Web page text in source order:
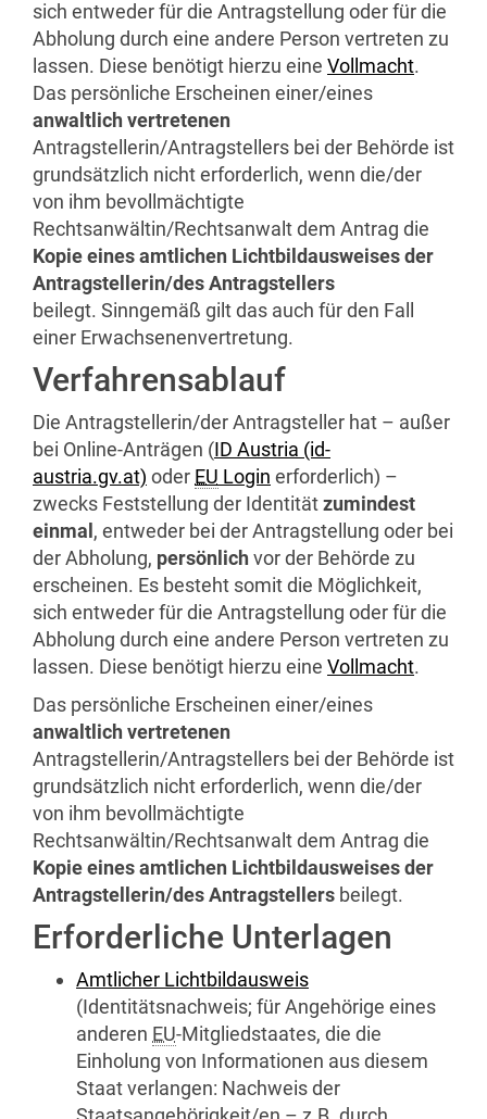
sich entweder für die Antragstellung oder für die
Abholung durch eine andere Person vertreten zu
lassen. Diese benötigt hierzu eine Vollmacht.
Das persönliche Erscheinen einer/eines
anwaltlich vertretenen
Antragstellerin/Antragstellers bei der Behörde ist
grundsätzlich nicht erforderlich, wenn die/der
von ihm bevollmächtigte
Rechtsanwältin/Rechtsanwalt dem Antrag die
Kopie eines amtlichen Lichtbildausweises der
Antragstellerin/des Antragstellers
beilegt. Sinngemäß gilt das auch für den Fall
einer Erwachsenenvertretung.
Verfahrensablauf
Die Antragstellerin/der Antragsteller hat – außer
bei Online-Anträgen (ID Austria (id-
austria.gv.at) oder EU Login erforderlich) –
zwecks Feststellung der Identitätzumindest
einmal , entweder bei der Antragstellung oder bei
der Abholung, persönlichvor der Behörde zu
erscheinen. Es besteht somit die Möglichkeit,
sich entweder für die Antragstellung oder für die
Abholung durch eine andere Person vertreten zu
lassen. Diese benötigt hierzu eine Vollmacht.
Das persönliche Erscheinen einer/eines
anwaltlich vertretenen
Antragstellerin/Antragstellers bei der Behörde ist
grundsätzlich nicht erforderlich, wenn die/der
von ihm bevollmächtigte
Rechtsanwältin/Rechtsanwalt dem Antrag die
Kopie eines amtlichen Lichtbildausweises der
Antragstellerin/des Antragstellers beilegt.
Erforderliche Unterlagen
Amtlicher Lichtbildausweis
(Identitätsnachweis; für Angehörige eines
anderen EU-Mitgliedstaates, die die
Einholung von Informationen aus diesem
Staat verlangen: Nachweis der